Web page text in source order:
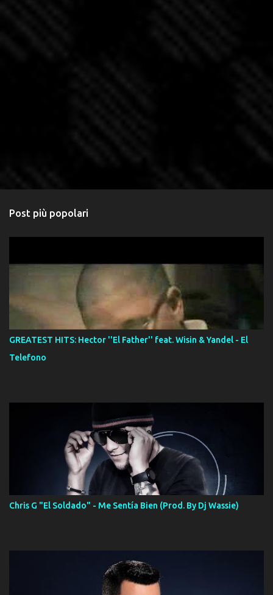
Post più popolari
GREATEST HITS: Hector ''El Father'' feat. Wisin & Yandel - El
Telefono
Chris G "El Soldado" - Me Sentía Bien (Prod. By Dj Wassie)